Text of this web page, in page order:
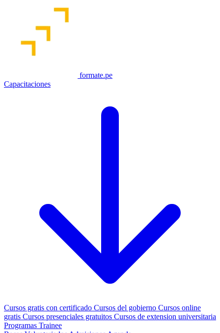
formate.pe
Capacitaciones
Cursos gratis con certificado Cursos del gobierno Cursos online
gratis Cursos presenciales gratuitos Cursos de extension universitaria
Programas Trainee